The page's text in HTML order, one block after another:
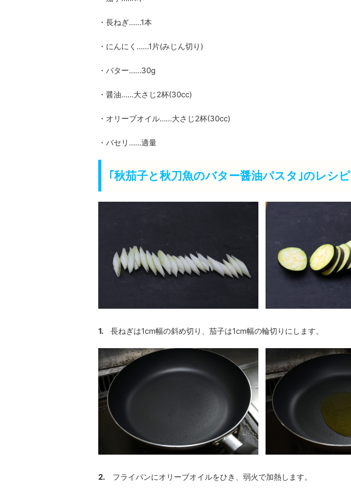
・長ねぎ……1本
・にんにく……1片(みじん切り)
・バター……30g
・醤油……大さじ2杯(30cc)
・オリーブオイル……大さじ2杯(30cc)
・パセリ……適量
｢秋茄子と秋刀魚のバター醤油パスタ｣のレシピ
1. 長ねぎは1cm幅の斜め切り、茄子は1cm幅の輪切りにします。
2. フライパンにオリーブオイルをひき、弱火で加熱します。